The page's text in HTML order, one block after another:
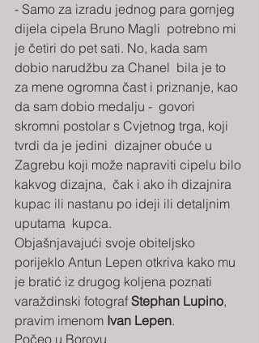
- Samo za izradu jednog para gornjeg
dijela cipela Bruno Magli  potrebno mi
je četiri do pet sati. No, kada sam
dobio narudžbu za Chanel  bila je to
za mene ogromna čast i priznanje, kao
da sam dobio medalju -  govori
skromni postolar s Cvjetnog trga, koji
tvrdi da je jedini  dizajner obuće u
Zagrebu koji može napraviti cipelu bilo
kakvog dizajna,  čak i ako ih dizajnira
kupac ili nastanu po ideji ili detaljnim
uputama  kupca.
Objašnjavajući svoje obiteljsko
porijeklo Antun Lepen otkriva kako mu
je bratić iz drugog koljena poznati
varaždinski fotograf Stephan Lupino,
pravim imenom Ivan Lepen.
Počeo u Borovu